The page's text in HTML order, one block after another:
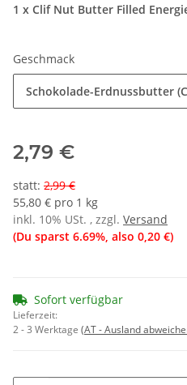
1 x Clif Nut Butter Filled
Geschmack
Schokolade-Erdnussbutter
2,79 €
statt: 2,99 €
55,80 € pro 1 kg
inkl. 10% USt. , zzgl. Versand
(Du sparst 6.69%, also 0,20 €)
Sofort verfügbar
Lieferzeit:
2 - 3 Werktage (AT - Ausland